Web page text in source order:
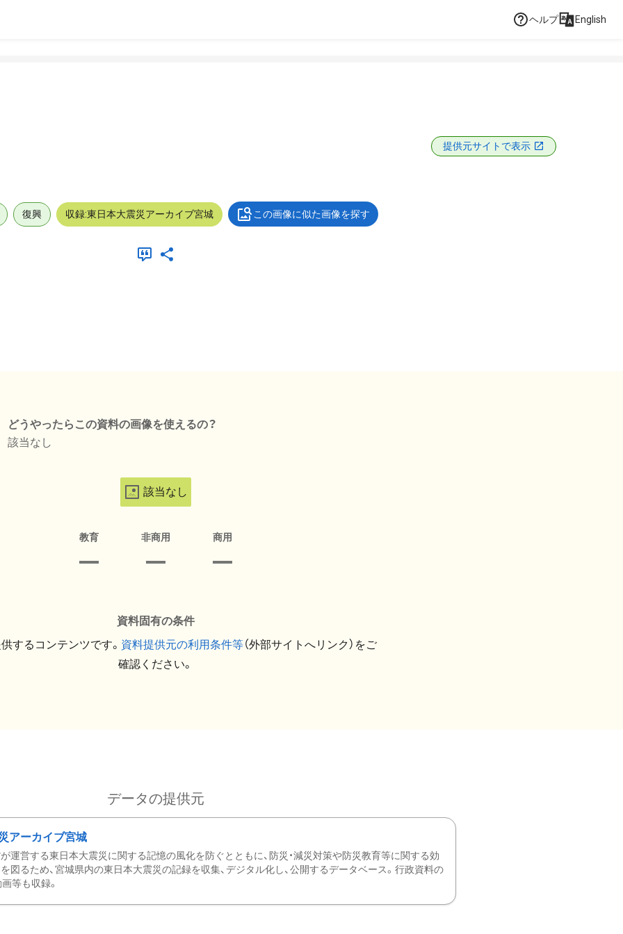
ヘルプ English
提供元サイトで表示
復興 収録:東日本大震災アーカイブ宮城 この画像に似た画像を探す
どうやったらこの資料の画像を使えるの？
該当なし
該当なし
教育 非商用 商用
資料固有の条件
するコンテンツです。 資料提供元の利用条件等（外部サイトへリンク）をご
確認ください。
データの提供元
アーカイブ宮城
運営する東日本大震災に関する記憶の風化を防ぐとともに、防災・減災対策や防災教育等に関する効
図るため、宮城県内の東日本大震災の記録を収集、デジタル化し、公開するデータベース。行政資料の
等も収録。